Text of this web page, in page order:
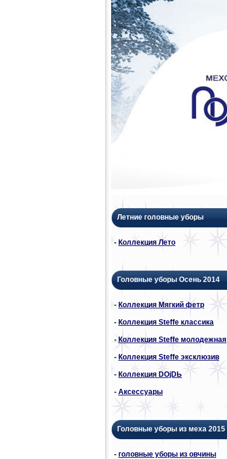
Летние головные уборы
- Коллекция Лето
Головные уборы Осень 2014
- Коллекция Мягкий фетр
- Коллекция Steffe классика
-Коллекция Steffe молодежная
- Коллекция Steffe эксклюзив
- Коллекция DОjDЬ
- Аксессуары
Головные уборы из меха 2015
- головные уборы из овчины